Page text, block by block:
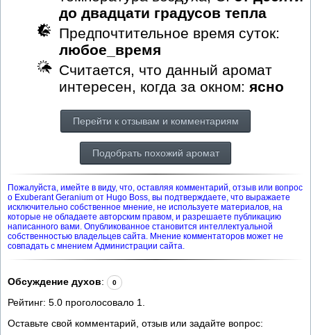
до двадцати градусов тепла
Предпочтительное время суток:
любое_время
Считается, что данный аромат
интересен, когда за окном: ясно
Перейти к отзывам и комментариям
Подобрать похожий аромат
Пожалуйста, имейте в виду, что, оставляя комментарий, отзыв или вопрос
о Exuberant Geranium от Hugo Boss, вы подтверждаете, что выражаете
исключительно собственное мнение, не используете материалов, на
которые не обладаете авторским правом, и разрешаете публикацию
написанного вами. Опубликованное становится интеллектуальной
собственностью владельцев сайта. Мнение комментаторов может не
совпадать с мнением Администрации сайта.
Обсуждение духов: 0
Рейтинг: 5.0 проголосовало 1
Оставьте свой комментарий, отзыв или задайте вопрос: